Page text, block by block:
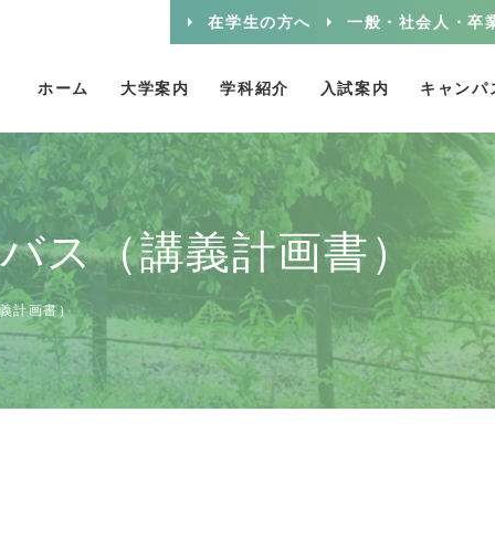
在学生の方へ 一般・社会人・卒
ホーム 大学案内 学科紹介 入試案内 キャンパ
ス（講義計画書）
計画書）